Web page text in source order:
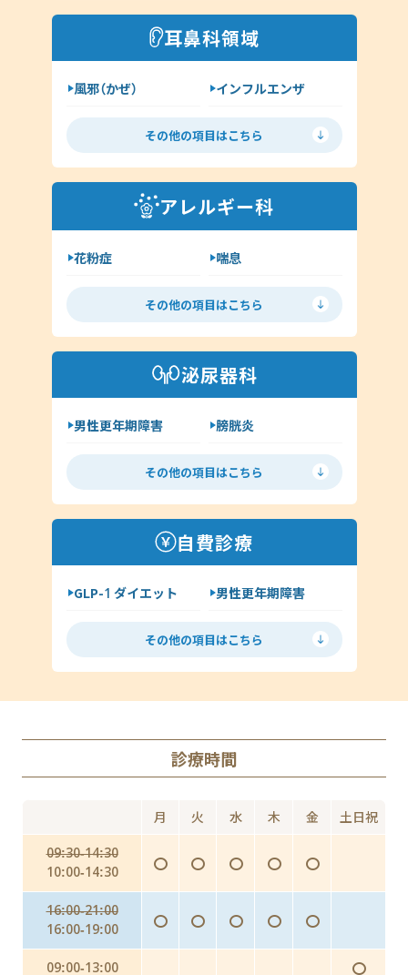
イボ（尋常性疣贅:ゆうぜい）
しみ・肝斑
ハイドロキノン
その他（皮膚科）
耳鼻科領域
風邪（かぜ）
インフルエンザ
扁桃炎
花粉症
舌下免疫療法
中耳炎
クラミジア
その他（耳鼻科領域）
その他の項目はこちら
アレルギー科
花粉症
喘息
舌下免疫療法
アレルギー検査
手荒れ・肌荒れ
じんましん
その他（アレルギー科）
その他の項目はこちら
泌尿器科
男性更年期障害
膀胱炎
尿道炎
亀頭包皮炎
性病の種類について
ヘルペス
クラミジア
梅毒
尖圭コンジローマ
マイコプラズマ・ウレアプラズマ
その他の項目はこちら
自費診療
GLP-1 ダイエット
男性更年期障害
低用量ピル
ミニピル
月経移動
アフターピル
Doxy PEP（ドキシペップ）
インフルエンザ予防投与（予防内服）
インフルエンザワクチンの予防接種
その他の項目はこちら
診療時間
月 火 水 木 金 土日祝
09:30-14:30
10:00-14:30
〇 〇 〇 〇 〇
16:00-21:00
16:00-19:00
〇 〇 〇 〇 〇
09:00-13:00 〇